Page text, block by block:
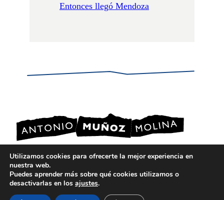
Entonces llegó Mendoza
POLÍTICA DE COOKIES
AVISO LEGAL
Utilizamos cookies para ofrecerte la mejor experiencia en
nuestra web.
Puedes aprender más sobre qué cookies utilizamos o
desactivarlas en los ajustes.